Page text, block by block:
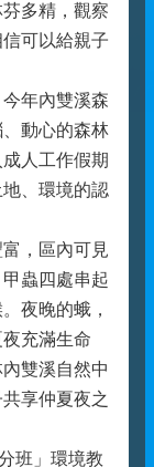
多精，觀察
可以給親子
年內雙溪森
動心的森林
人工作假期
、環境的認
，區內可見
蟲四處串起
夜晚的蛾，
充滿生命
雙溪自然中
享仲夏夜之
班」環境教